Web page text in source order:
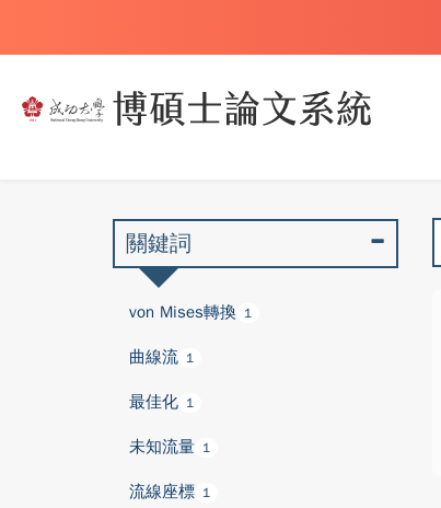
關鍵詞
von Mises轉換 1
曲線流 1
最佳化 1
未知流量 1
流線座標 1